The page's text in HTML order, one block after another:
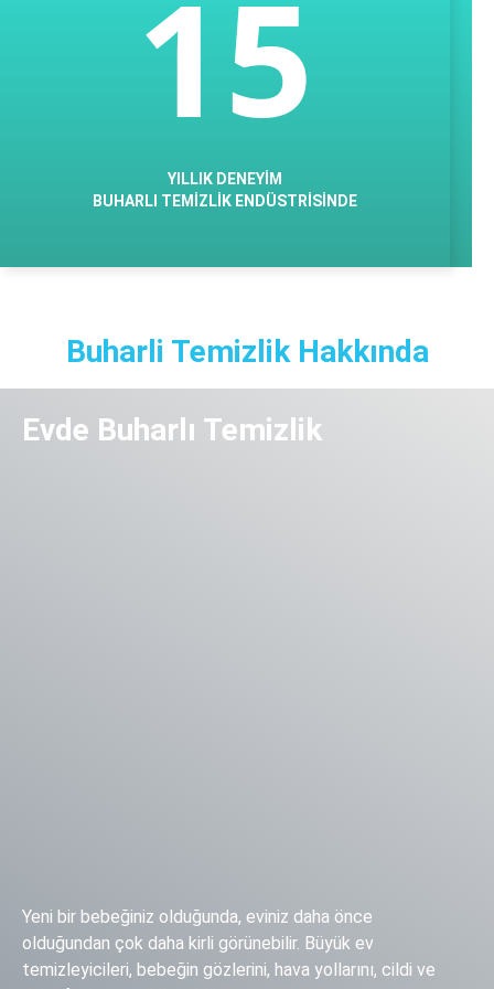
15
YILLIK DENEYİM
BUHARLI TEMİZLİK ENDÜSTRİSİNDE
Buharli Temizlik Hakkında
Evde Buharlı Temizlik
Yeni bir bebeğiniz olduğunda, eviniz daha önce
olduğundan çok daha kirli görünebilir. Büyük ev
temizleyicileri, bebeğin gözlerini, hava yollarını, cildi ve